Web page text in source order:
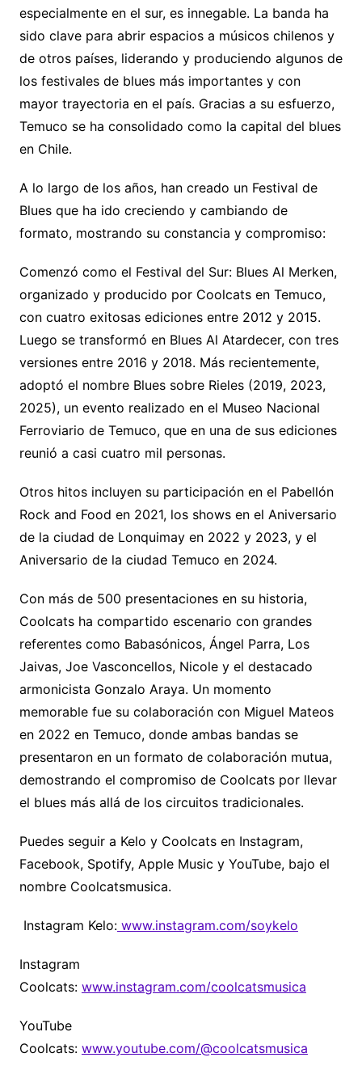
especialmente en el sur, es innegable. La banda ha
sido clave para abrir espacios a músicos chilenos y
de otros países, liderando y produciendo algunos de
los festivales de blues más importantes y con
mayor trayectoria en el país. Gracias a su esfuerzo,
Temuco se ha consolidado como la capital del blues
en Chile.
A lo largo de los años, han creado un Festival de
Blues que ha ido creciendo y cambiando de
formato, mostrando su constancia y compromiso:
Comenzó como el Festival del Sur: Blues Al Merken,
organizado y producido por Coolcats en Temuco,
con cuatro exitosas ediciones entre 2012 y 2015.
Luego se transformó en Blues Al Atardecer, con tres
versiones entre 2016 y 2018. Más recientemente,
adoptó el nombre Blues sobre Rieles (2019, 2023,
2025), un evento realizado en el Museo Nacional
Ferroviario de Temuco, que en una de sus ediciones
reunió a casi cuatro mil personas.
Otros hitos incluyen su participación en el Pabellón
Rock and Food en 2021, los shows en el Aniversario
de la ciudad de Lonquimay en 2022 y 2023, y el
Aniversario de la ciudad Temuco en 2024.
Con más de 500 presentaciones en su historia,
Coolcats ha compartido escenario con grandes
referentes como Babasónicos, Ángel Parra, Los
Jaivas, Joe Vasconcellos, Nicole y el destacado
armonicista Gonzalo Araya. Un momento
memorable fue su colaboración con Miguel Mateos
en 2022 en Temuco, donde ambas bandas se
presentaron en un formato de colaboración mutua,
demostrando el compromiso de Coolcats por llevar
el blues más allá de los circuitos tradicionales.
Puedes seguir a Kelo y Coolcats en Instagram,
Facebook, Spotify, Apple Music y YouTube, bajo el
nombre Coolcatsmusica.
Instagram Kelo:www.instagram.com/soykelo
Instagram
Coolcats: www.instagram.com/coolcatsmusica
YouTube
Coolcats: www.youtube.com/@coolcatsmusica